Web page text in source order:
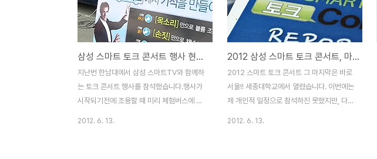
삼성 스마트 토크 콘서트 행사 현장, 체험버스에서
지난번 한남대에서 삼성 스마트TV와 함께하
는 토크 콘서트 행사를 참석했습니다.행사가
시작되기전에 조용할 때 미리 체험버스에 올
2012. 6. 13.
2012 삼성 스마트 토크 콘서트, 마지막 일정 서울편
2012 스마트 토크 콘서트 그 마지막은 바로
서울!! 세종대학교에서 열렸습니다. 이번에는
제 개인적 일정으로 참석하진 못했지만, 다른
2012. 6. 13.